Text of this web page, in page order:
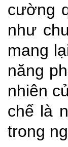
cường
như
mang
năng
nhiên
chế là
trong